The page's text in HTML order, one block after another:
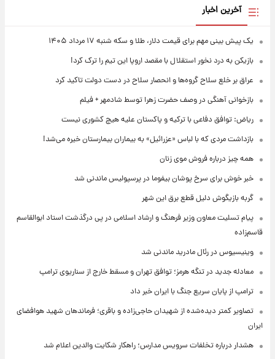
آخرین اخبار
یک پیش ‌بینی مهم برای قیمت دلار، طلا و سکه شنبه ۱۷ مرداد ۱۴۰۵
بازیکن به درد نخور استقلال با مقصد اروپا این تیم را ترک کرد!
عراق بر خلع سلاح گروه‌ها و انحصار سلاح در دست دولت تاکید کرد
بازخوانی آهنگی در وصف حضرت زهرا توسط شادمهر + فیلم
ریاض: توافق دفاعی با ترکیه و پاکستان علیه هیچ کشوری نیست
بازداشت مردی که با لباس «عزرائیل» به بیماران بیمارستان خیره می‌شد!
همه چیز درباره فروش موی زنان
خبر خوش برای سرخ پوشان بیفوما در پرسپولیس ماندنی شد
گربه بازیگوش دلیل قطع برق این شهر
پیام تسلیت معاون وزیر فرهنگ و ارشاد اسلامی در پی درگذشت استاد ابوالقاسم
قاسم‌زاده
وینیسیوس در رئال مادرید ماندنی شد
معادله جدید در تنگه هرمز؛ توافق تهران و مسقط خارج از سناریوی ترامپ
ترامپ از پایان سریع جنگ با ایران خبر داد
تصاویر کمتر دیده‌شده از شهیدان حاجی‌زاده و باقری؛ فرماندهان شهید هوافضای
ایران
هشدار درباره تخلفات سرویس مدارس؛ راهکار شکایت والدین اعلام شد